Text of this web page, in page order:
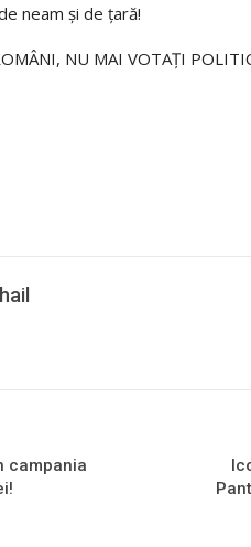
neam și de țară!
, NU MAI VOTAȚI
campania